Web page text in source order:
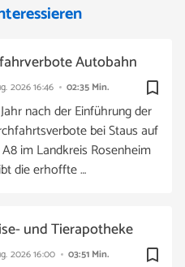
bookmark_border
202616:46 02:35 Min.
Autobahn
nach der Einführung der
bei Staus auf
im Landkreis Rosenheim
die erhoffte …
bookmark_border
202616:00 03:51 Min.
und Tierapotheke